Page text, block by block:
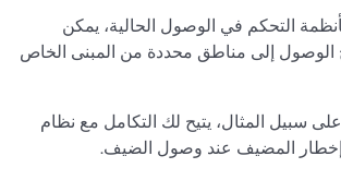
التحكم في الوصول الحالية، يمكن
الوصول إلى مناطق محددة من المبنى الخاص
سبيل المثال، يتيح لك التكامل مع نظام
إخطار المضيف عند وصول الضيف.